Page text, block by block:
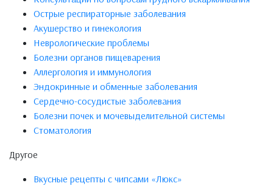
Острые респираторные заболевания
Акушерство и гинекология
Неврологические проблемы
Болезни органов пищеварения
Аллергология и иммунология
Эндокринные и обменные заболевания
Сердечно-сосудистые заболевания
Болезни почек и мочевыделительной системы
Стоматология
Другое
Вкусные рецепты с чипсами «Люкс»